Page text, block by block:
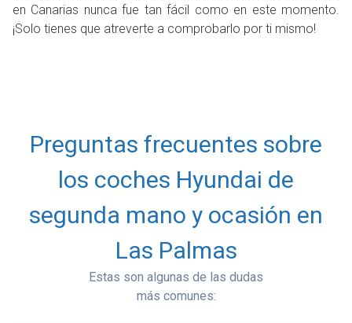
en Canarias nunca fue tan fácil como en este momento.
¡Solo tienes que atreverte a comprobarlo por ti mismo!
Preguntas frecuentes sobre
los coches Hyundai de
segunda mano y ocasión en
Las Palmas
Estas son algunas de las dudas
más comunes: